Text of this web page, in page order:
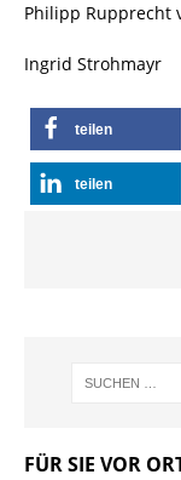
Philipp Rupprecht
Ingrid Strohmayr
teilen
teilen
FÜR SIE VOR